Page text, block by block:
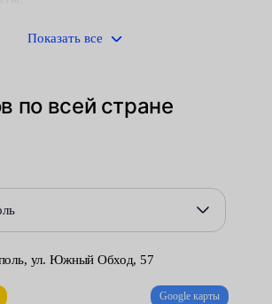
масла.
при возникновении сомнений, сразу
для диагностики авто.
запчастей. Сальники устанавливаются
— их количество зависит от типа
они отвечают за срок службы агрегата.
Показать все
по всей стране
ул. Южный Обход, 57
Google карты